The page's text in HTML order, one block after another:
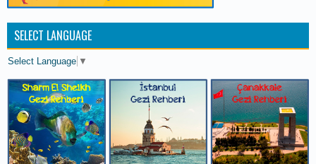
SELECT LANGUAGE
Select Language ▼